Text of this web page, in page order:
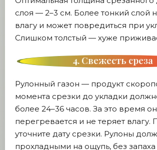
слоя — 2–3 см. Более тонкий слой
влагу и может повредиться при
Слишком толстый — хуже
4. Свежесть среза
Рулонный газон — продукт
момента срезки до укладки
более 24–36 часов. За это время
перегревается и не теряет влагу.
уточните дату срезки. Рулоны
прохладными на ощупь, без